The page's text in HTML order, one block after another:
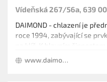
Vídeňská 267/56a, 639
DAIMOND - chlazení je
roce 1994, zabývající se
montáž klimatizací,
či odvlhčování a mnoho
www.daimond.cz